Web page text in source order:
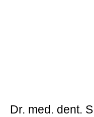
Dr. med. dent.